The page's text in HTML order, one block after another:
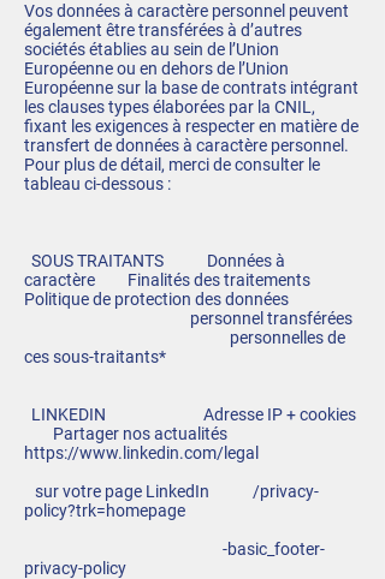
Vos données à caractère personnel peuvent
également être transférées à d’autres
sociétés établies au sein de l’Union
Européenne ou en dehors de l’Union
Européenne sur la base de contrats intégrant
les clauses types élaborées par la CNIL,
fixant les exigences à respecter en matière de
transfert de données à caractère personnel.
Pour plus de détail, merci de consulter le
tableau ci-dessous :
SOUS TRAITANTS Données à
caractère Finalités des traitements
Politique de protection des données
personnel transférées
personnelles de
ces sous-traitants*
LINKEDIN Adresse IP + cookies
Partager nos actualités
https://www.linkedin.com/legal
sur votre page LinkedIn /privacy-
policy?trk=homepage
-basic_footer-
privacy-policy